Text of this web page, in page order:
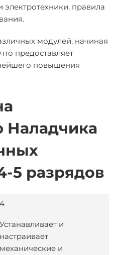
правила
модулей, начиная
предоставляет
повышения
Наладчика
5 разрядов
4
Устанавливает и
настраивает
механические и